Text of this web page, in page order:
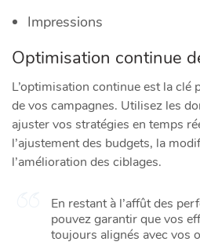
Impressions
Optimisation continue
L’optimisation continue est la clé
de vos campagnes. Utilisez les
ajuster vos stratégies en temps
l’ajustement des budgets, la
l’amélioration des ciblages.
En restant à l’affût des
pouvez garantir que vos
toujours alignés avec vos